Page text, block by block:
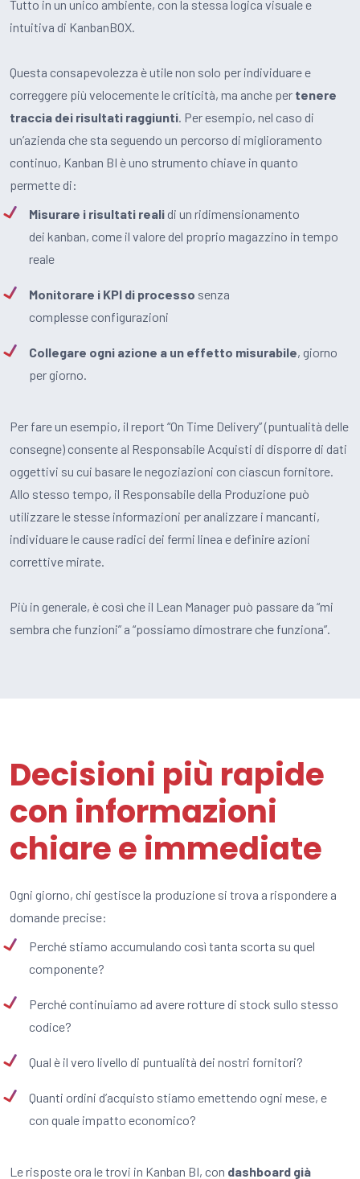
Tutto in un unico ambiente, con la stessa logica visuale e
intuitiva di KanbanBOX.
Questa consapevolezza è utile non solo per individuare e
correggere più velocemente le criticità, ma anche per tenere
traccia dei risultati raggiunti. Per esempio, nel caso di
un’azienda che sta seguendo un percorso di miglioramento
continuo, Kanban BI è uno strumento chiave in quanto
permette di:
Misurare i risultati reali di un ridimensionamento
dei kanban, come il valore del proprio magazzino in tempo
reale
Monitorare i KPI di processo senza
complesse configurazioni
Collegare ogni azione a un effetto misurabile, giorno
per giorno.
Per fare un esempio, il report “On Time Delivery” (puntualità delle
consegne) consente al Responsabile Acquisti di disporre di dati
oggettivi su cui basare le negoziazioni con ciascun fornitore.
Allo stesso tempo, il Responsabile della Produzione può
utilizzare le stesse informazioni per analizzare i mancanti,
individuare le cause radici dei fermi linea e definire azioni
correttive mirate.
Più in generale, è così che il Lean Manager può passare da “mi
sembra che funzioni” a “possiamo dimostrare che funziona”.
Decisioni più rapide
con informazioni
chiare e immediate
Ogni giorno, chi gestisce la produzione si trova a rispondere a
domande precise:
Perché stiamo accumulando così tanta scorta su quel
componente?
Perché continuiamo ad avere rotture di stock sullo stesso
codice?
Qual è il vero livello di puntualità dei nostri fornitori?
Quanti ordini d’acquisto stiamo emettendo ogni mese, e
con quale impatto economico?
Le risposte ora le trovi in Kanban BI, con dashboard già